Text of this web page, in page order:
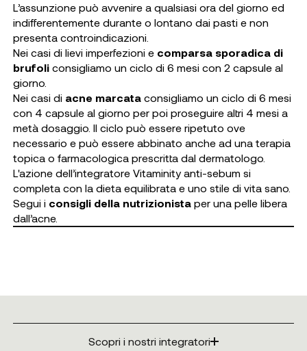
L’assunzione può avvenire a qualsiasi ora del giorno ed
indifferentemente durante o lontano dai pasti e non
presenta controindicazioni.
Nei casi di lievi imperfezioni e comparsa sporadica di
brufoli consigliamo un ciclo di 6 mesi con 2 capsule al
giorno.
Nei casi di acne marcata consigliamo un ciclo di 6 mesi
con 4 capsule al giorno per poi proseguire altri 4 mesi a
metà dosaggio. Il ciclo può essere ripetuto ove
necessario e può essere abbinato anche ad una terapia
topica o farmacologica prescritta dal dermatologo.
L'azione dell’integratore Vitaminity anti-sebum si
completa con la dieta equilibrata e uno stile di vita sano.
Segui i consigli della nutrizionistaper una pelle libera
dall’acne.
Scopri i nostri integratori